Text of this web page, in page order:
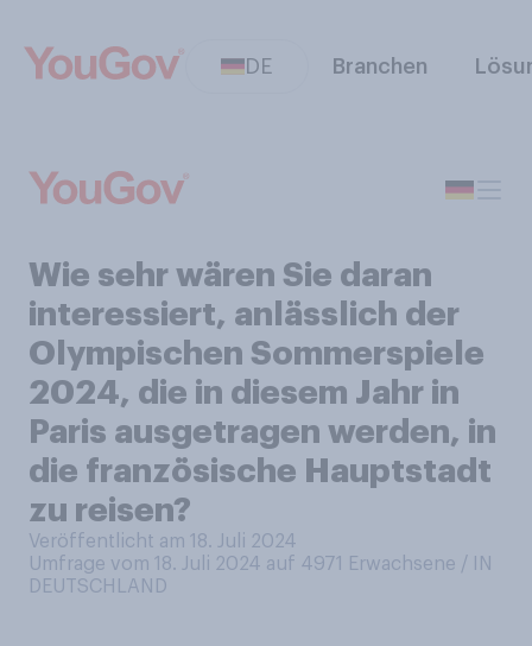
DE Branchen
Wie sehr wären Sie daran
interessiert, anlässlich der
Olympischen Sommerspiele
2024, die in diesem Jahr in
Paris ausgetragen werden, in
die französische Hauptstadt
zu reisen?
Veröffentlicht am 18. Juli 2024
Umfrage vom 18. Juli 2024 auf 4971
Erwachsene / IN
DEUTSCHLAND